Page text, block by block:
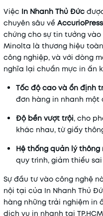
Việc In Nhanh Thủ Đức
chuyên sâu về AccurioPress
chứng cho sự tin tưởng
Minolta là thương hiệu
công nghiệp, và với dòng
nghĩa lại chuẩn mực in ấn
Tốc độ cao và ổn định
đơn hàng in nhanh một
Độ bền vượt trội, cho
khác nhau, từ giấy
Hệ thống quản lý thông
quy trình, giảm thiểu
Sự đầu tư vào công nghệ
nội tại của In Nhanh Thủ
hàng những trải nghiệm in
dịch vụ in nhanh tại